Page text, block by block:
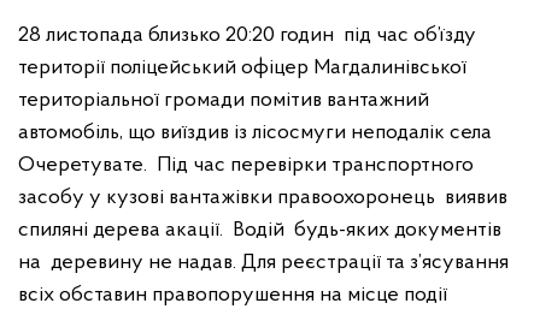
28 листопада близько 20:20 годин під час об’їзду
території поліцейський офіцер Магдалинівської
територіальної громади помітив вантажний
автомобіль, що виїздив із лісосмуги неподалік села
Очеретувате. Під час перевірки транспортного
засобу у кузові вантажівки правоохоронець виявив
спиляні дерева акації. Водій будь-яких документів
на деревину не надав. Для реєстрації та з’ясування
всіх обставин правопорушення на місце події